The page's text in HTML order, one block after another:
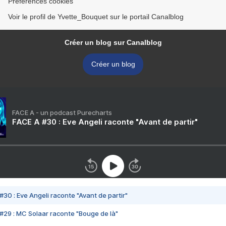
Voir le profil de Yvette_Bouquet sur le portail Canalblog
Créer un blog sur Canalblog
Créer un blog
FACE A - un podcast Purecharts
FACE A #30 : Eve Angeli raconte "Avant de partir"
#30 : Eve Angeli raconte "Avant de partir"
#29 : MC Solaar raconte "Bouge de là"